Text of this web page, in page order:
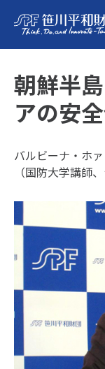
朝鮮半
アの安
バルビーナ・ホ
（国防大学講師